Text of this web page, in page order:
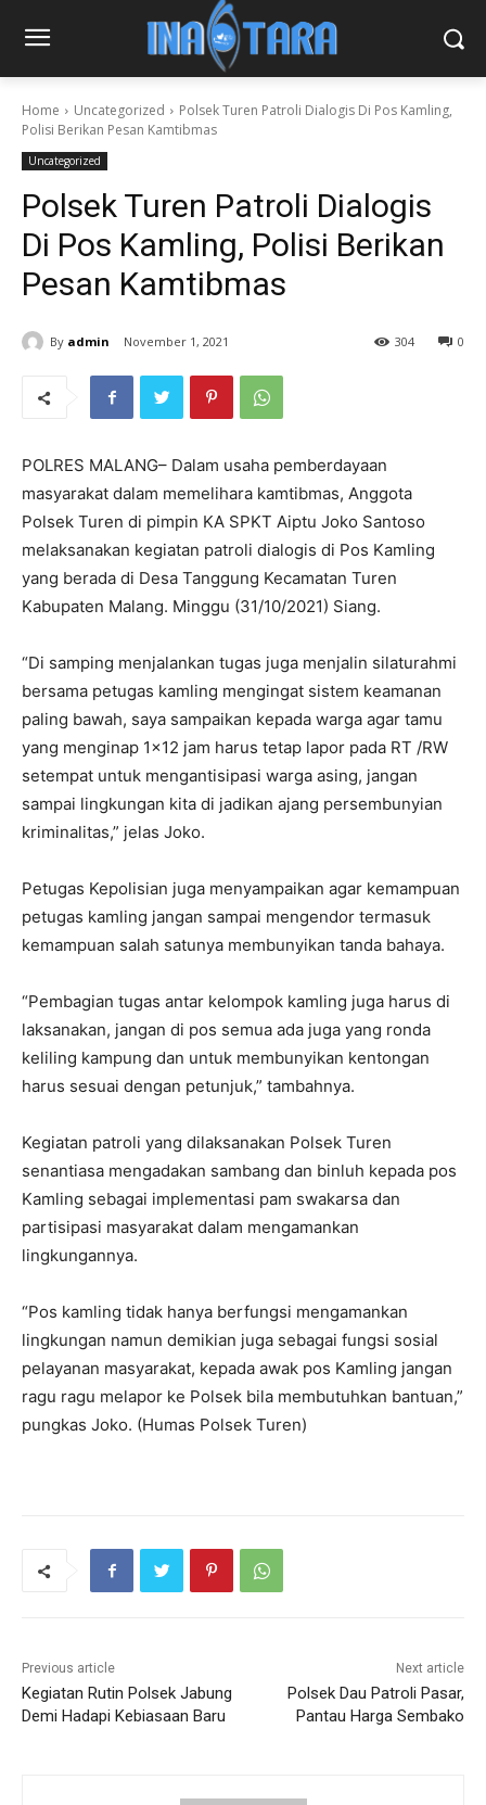
Home Uncategorized
Polsek Turen Patroli Dialogis Di Pos Kamling,
Polisi Berikan Pesan Kamtibmas
Uncategorized
Polsek Turen Patroli Dialogis
Di Pos Kamling, Polisi Berikan
Pesan Kamtibmas
By admin November 1, 2021 0
304
POLRES MALANG– Dalam usaha pemberdayaan
masyarakat dalam memelihara kamtibmas, Anggota
Polsek Turen di pimpin KA SPKT Aiptu Joko Santoso
melaksanakan kegiatan patroli dialogis di Pos Kamling
yang berada di Desa Tanggung Kecamatan Turen
Kabupaten Malang. Minggu (31/10/2021) Siang.
“Di samping menjalankan tugas juga menjalin silaturahmi
bersama petugas kamling mengingat sistem keamanan
paling bawah, saya sampaikan kepada warga agar tamu
yang menginap 1×12 jam harus tetap lapor pada RT /RW
setempat untuk mengantisipasi warga asing, jangan
sampai lingkungan kita di jadikan ajang persembunyian
kriminalitas,” jelas Joko.
Petugas Kepolisian juga menyampaikan agar kemampuan
petugas kamling jangan sampai mengendor termasuk
kemampuan salah satunya membunyikan tanda bahaya.
“Pembagian tugas antar kelompok kamling juga harus di
laksanakan, jangan di pos semua ada juga yang ronda
keliling kampung dan untuk membunyikan kentongan
harus sesuai dengan petunjuk,” tambahnya.
Kegiatan patroli yang dilaksanakan Polsek Turen
senantiasa mengadakan sambang dan binluh kepada pos
Kamling sebagai implementasi pam swakarsa dan
partisipasi masyarakat dalam mengamankan
lingkungannya.
“Pos kamling tidak hanya berfungsi mengamankan
lingkungan namun demikian juga sebagai fungsi sosial
pelayanan masyarakat, kepada awak pos Kamling jangan
ragu ragu melapor ke Polsek bila membutuhkan bantuan,”
pungkas Joko. (Humas Polsek Turen)
Previous article
Kegiatan Rutin Polsek Jabung
Demi Hadapi Kebiasaan Baru
Next article
Polsek Dau Patroli Pasar,
Pantau Harga Sembako